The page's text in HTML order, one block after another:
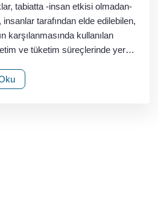
tabiatta -insan etkisi olmadan-
tarafından elde edilebilen,
karşılanmasında kullanılan
ve tüketim süreçlerinde yer…